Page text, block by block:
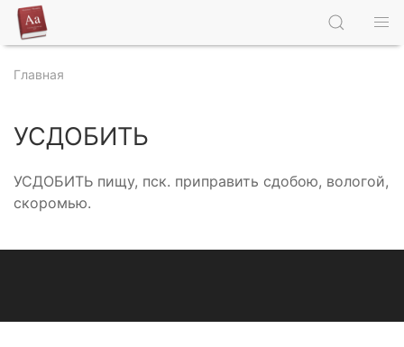
Главная
УСДОБИТЬ
УСДОБИТЬ пищу, пск. приправить сдобою, вологой,
скоромью.